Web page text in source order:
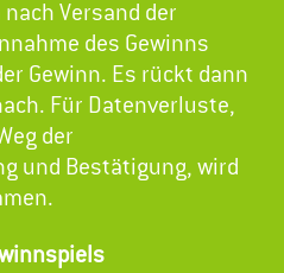
Versand der
des Gewinns
Gewinn. Es rückt dann
Für Datenverluste,
der
und Bestätigung, wird